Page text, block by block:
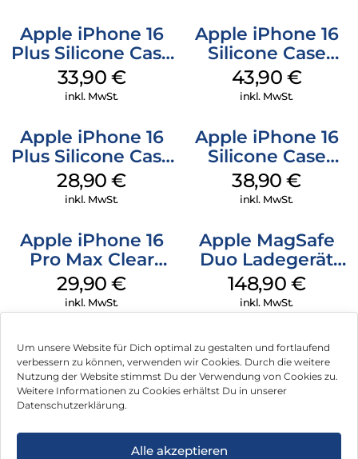
Um unsere Website für Dich optimal zu gestalten und fortlaufend
verbessern zu können, verwenden wir Cookies. Durch die weitere
Nutzung der Website stimmst Du der Verwendung von Cookies zu.
Weitere Informationen zu Cookies erhältst Du in unserer
Datenschutzerklärung.
Alle akzeptieren
Apple iPhone 16
Plus Silicone Case
MagSafe Lake
Green
33,90 €
inkl. MwSt.
Apple iPhone 16
Silicone Case
MagSafe Plum
43,90 €
inkl. MwSt.
Apple iPhone 16
Plus Silicone Case
MagSafe Black
28,90€
inkl. MwSt.
Apple iPhone 16
Silicone Case
MagSafe
Ultramarine
38,90€
inkl. MwSt.
Apple iPhone 16
Pro Max Clear
Case MagSafe
Transparent
29,90€
inkl. MwSt.
Apple MagSafe
Duo Ladegerät
Weiß
148,90 €
inkl. MwSt.
Impressum